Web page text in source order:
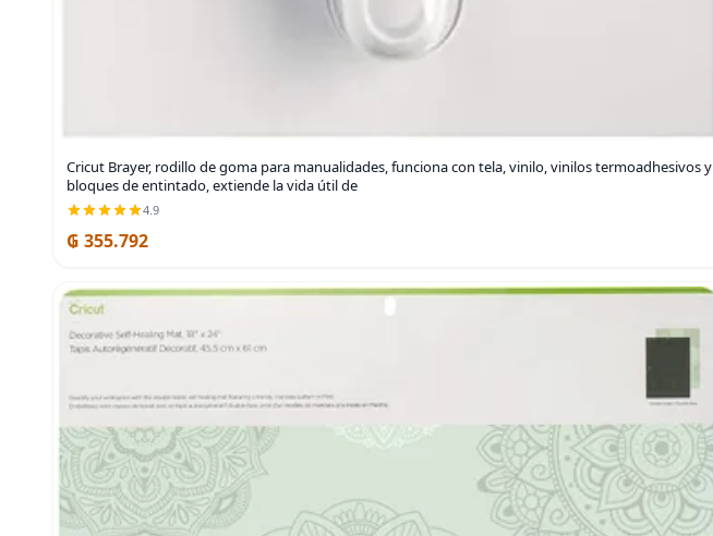
Cricut Brayer, rodillo de goma para manualidades, funciona con tela, vinilo, vinilos termoadhesivos y
bloques de entintado, extiende la vida útil de
4.9
₲ 355.792